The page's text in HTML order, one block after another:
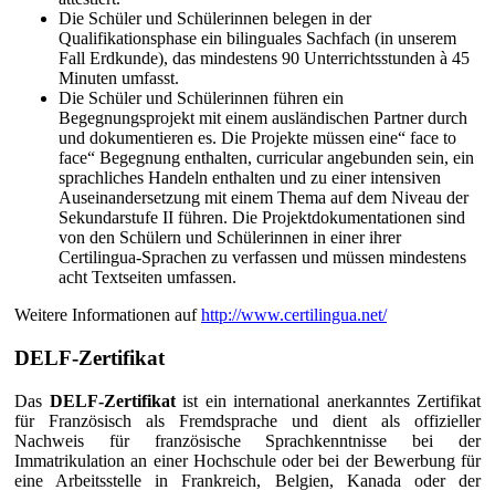
Die Schüler und Schülerinnen belegen in der
Qualifikationsphase ein bilinguales Sachfach (in unserem
Fall Erdkunde), das mindestens 90 Unterrichtsstunden à 45
Minuten umfasst.
Die Schüler und Schülerinnen führen ein
Begegnungsprojekt mit einem ausländischen Partner durch
und dokumentieren es. Die Projekte müssen eine“ face to
face“ Begegnung enthalten, curricular angebunden sein, ein
sprachliches Handeln enthalten und zu einer intensiven
Auseinandersetzung mit einem Thema auf dem Niveau der
Sekundarstufe II führen. Die Projektdokumentationen sind
von den Schülern und Schülerinnen in einer ihrer
Certilingua-Sprachen zu verfassen und müssen mindestens
acht Textseiten umfassen.
Weitere Informationen aufhttp://www.certilingua.net/
DELF-Zertifikat
Das DELF-Zertifikatist ein international anerkanntes Zertifikat
für Französisch als Fremdsprache und dient als offizieller
Nachweis für französische Sprachkenntnisse bei der
Immatrikulation an einer Hochschule oder bei der Bewerbung für
eine Arbeitsstelle in Frankreich, Belgien, Kanada oder der